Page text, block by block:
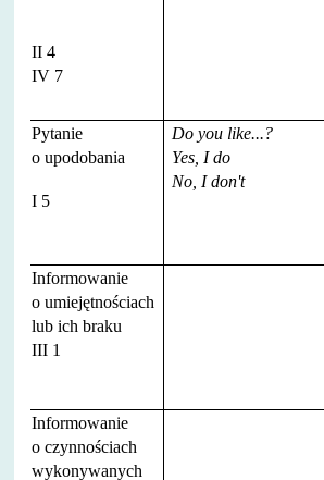
II 4
IV 7
Pytanie
o upodobania
I 5
Do you like...?
Yes, I do
No, I don't
Informowanie
o umiejętnościach
lub ich braku
III 1
Informowanie
o czynnościach
wykonywanych